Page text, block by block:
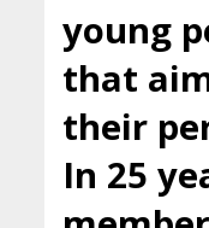
young
that
their
In 25